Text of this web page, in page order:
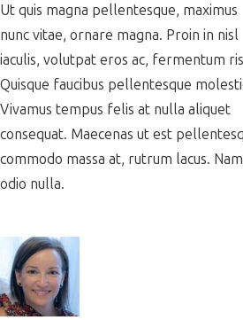
Ut quis magna pellentesque, maximus
nunc vitae, ornare magna. Proin in nisl
iaculis, volutpat eros ac, fermentum
Quisque faucibus pellentesque
Vivamus tempus felis at nulla aliquet
consequat. Maecenas ut est
commodo massa at, rutrum lacus.
odio nulla.